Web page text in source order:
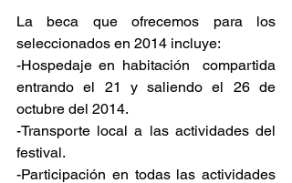
La beca que ofrecemos para los
seleccionados en 2014 incluye:
-Hospedaje en habitación  compartida
entrando el 21 y saliendo el 26 de
octubre del 2014.
-Transporte local a las actividades del
festival.
-Participación en todas las actividades